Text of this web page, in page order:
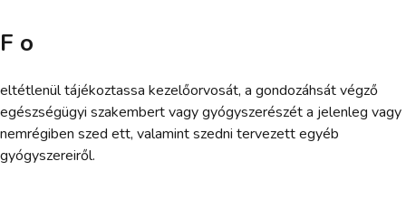
F o
eltétlenül tájékoztassa kezelőorvosát, a gondozáhsát végző
egészségügyi szakembert vagy gyógyszerészét a jelenleg vagy
nemrégiben szed ett, valamint szedni tervezett egyéb
gyógyszereiről.